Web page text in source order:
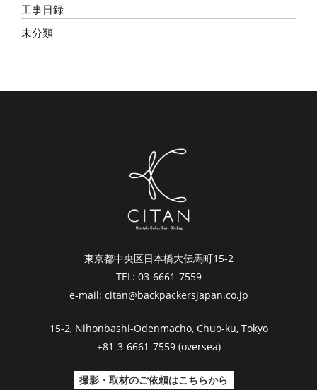
工事日録
未分類
東京都中央区日本橋大伝馬町15-2
TEL: 03-6661-7559
e-mail: citan@backpackersjapan.co.jp
15-2, Nihonbashi-Odenmacho, Chuo-ku, Tokyo
+81-3-6661-7559 (oversea)
撮影・取材のご依頼はこちらから